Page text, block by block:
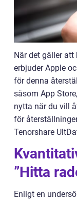
När det gäller
erbjuder Apple
för denna
såsom App
nytta när du vill
för
Tenorshare
”Hitta
Enligt en